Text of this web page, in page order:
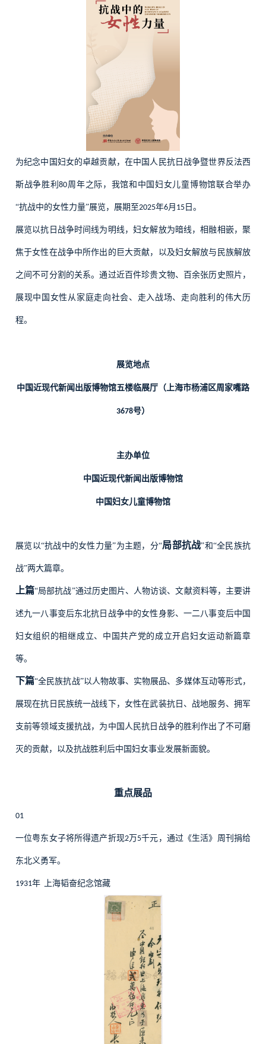
为纪念中国妇女的卓越贡献，在中国人民抗日战争暨世界反法西
斯战争胜利80周年之际，我馆和中国妇女儿童博物馆联合举办
“抗战中的女性力量”展览，展期至2025年6月 15 日。
展览以抗日战争时间线为明线，妇女解放为暗线，相融相嵌，聚
焦于女性在战争中所作出的巨大贡献，以及妇女解放与民族解放
之间不可分割的关系。通过近百件珍贵文物、百余张历史照片，
展现中国女性从家庭走向社会、走入战场、走向胜利的伟大历
程。
展览地点
中国近现代新闻出版博物馆五楼临展厅（上海市杨浦区周家嘴路
3678号）
主办单位
中国近现代新闻出版博物馆
中国妇女儿童博物馆
展览以“抗战中的女性力量”为主题，分“局部抗战”和“全民族抗
战”两大篇章。
上篇“局部抗战”通过历史图片、人物访谈、文献资料等，主要讲
述九一八事变后东北抗日战争中的女性身影、一二八事变后中国
妇女组织的相继成立、中国共产党的成立开启妇女运动新篇章
等。
下篇“全民族抗战”以人物故事、实物展品、多媒体互动等形式，
展现在抗日民族统一战线下，女性在武装抗日、战地服务、拥军
支前等领域支援抗战，为中国人民抗日战争的胜利作出了不可磨
灭的贡献，以及抗战胜利后中国妇女事业发展新面貌。
重点展品
01
一位粤东女子将所得遗产折现2万5千元，通过《生活》周刊捐给
东北义勇军。
1931年 上海韬奋纪念馆藏